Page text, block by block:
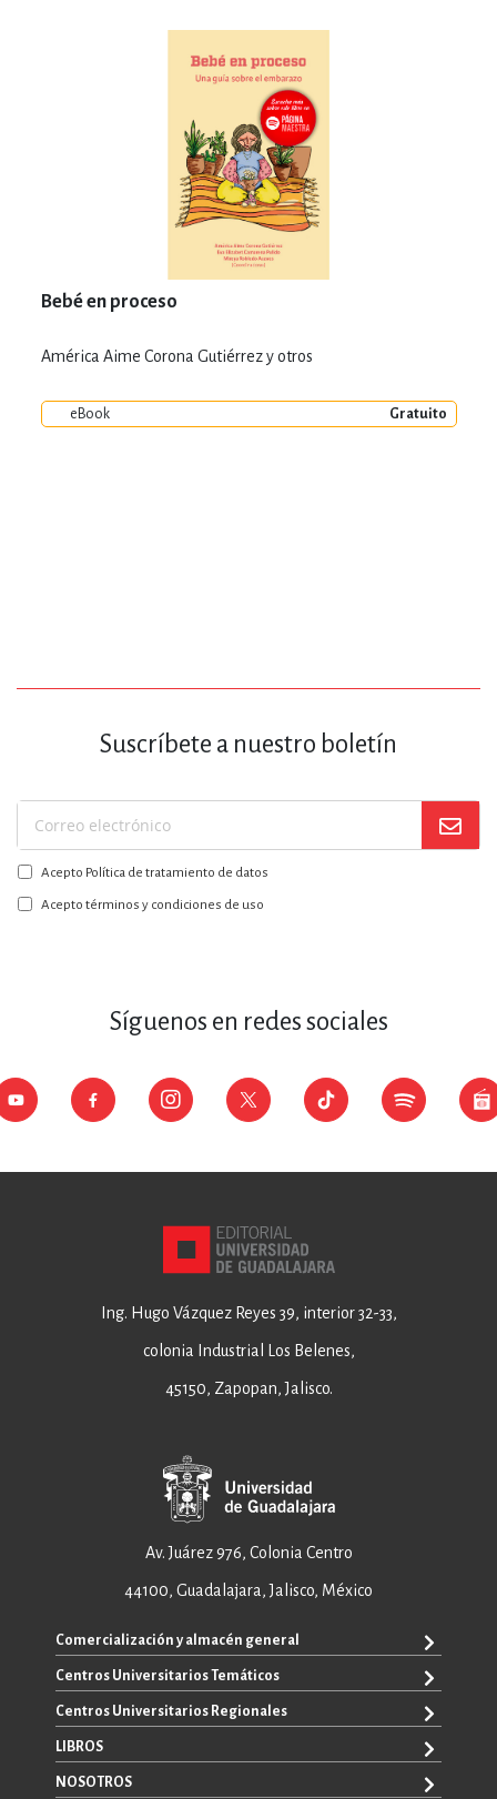
Bebé en proceso
América Aime Corona Gutiérrez y otros
eBook Gratuito
Suscríbete a nuestro boletín
Suscríbase
a
nuestro
boletín:
Acepto Política de tratamiento de datos
Acepto términos y condiciones de uso
Síguenos en redes sociales
Ing. Hugo Vázquez Reyes 39, interior 32-33,
colonia Industrial Los Belenes,
45150, Zapopan, Jalisco.
Av. Juárez 976, Colonia Centro
44100, Guadalajara, Jalisco, México
Comercialización y almacén general
+52 33 3640 6326
+52 33 3640 4595
ventas@editorial.udg.mx
WhatsApp: +52 33 1433 6869
Centros Universitarios Temáticos
CUAAD
CUCEA
Centros Universitarios Regionales
CUALTOS
CUCHAPALA
LIBROS
TODOS LOS LIBROS
NOSOTROS